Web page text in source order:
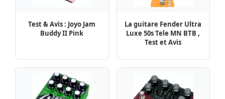
Test & Avis : Joyo Jam
Buddy II Pink
La guitare Fender Ultra
Luxe 50s Tele MN BTB ,
Test et Avis